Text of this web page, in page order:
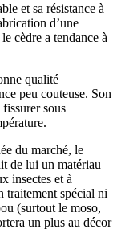
et sa résistance à
d’une
cèdre a tendance à
qualité
peu couteuse. Son
sous
du marché, le
de lui un matériau
insectes et à
traitement spécial ni
(surtout le moso,
un plus au décor